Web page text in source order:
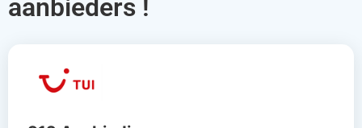
aanbieders !